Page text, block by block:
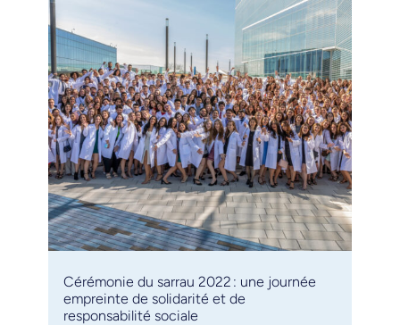
Cérémonie du sarrau 2022 : une journée
empreinte de solidarité et de
responsabilité sociale